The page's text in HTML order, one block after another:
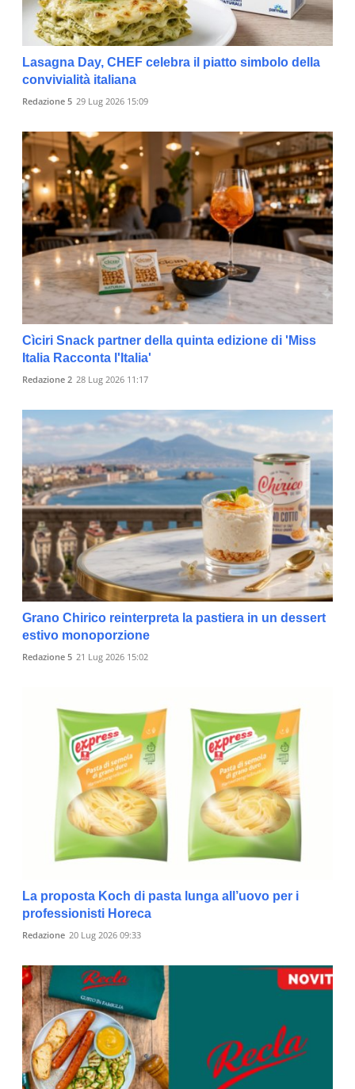
Lasagna Day, CHEF celebra il piatto simbolo della
convivialità italiana
Redazione 5 29 Lug 2026 15:09
Cìciri Snack partner della quinta edizione di 'Miss
Italia Racconta l'Italia'
Redazione 2 28 Lug 2026 11:17
Grano Chirico reinterpreta la pastiera in un dessert
estivo monoporzione
Redazione 5 21 Lug 2026 15:02
La proposta Koch di pasta lunga all’uovo per i
professionisti Horeca
Redazione 20 Lug 2026 09:33